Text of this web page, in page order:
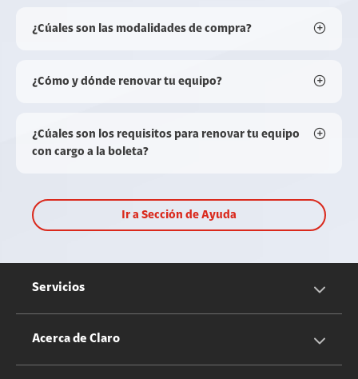
¿Cúales son las modalidades de compra?
¿Cómo y dónde renovar tu equipo?
¿Cúales son los requisitos para renovar tu equipo
con cargo a la boleta?
Ir a Sección de Ayuda
Servicios
Servicios Móviles
Acerca de Claro